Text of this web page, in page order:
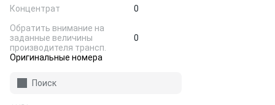
Концентрат
0
Обратить внимание на
заданные величины
производителя трансп.
0
Оригинальные номера
Поиск